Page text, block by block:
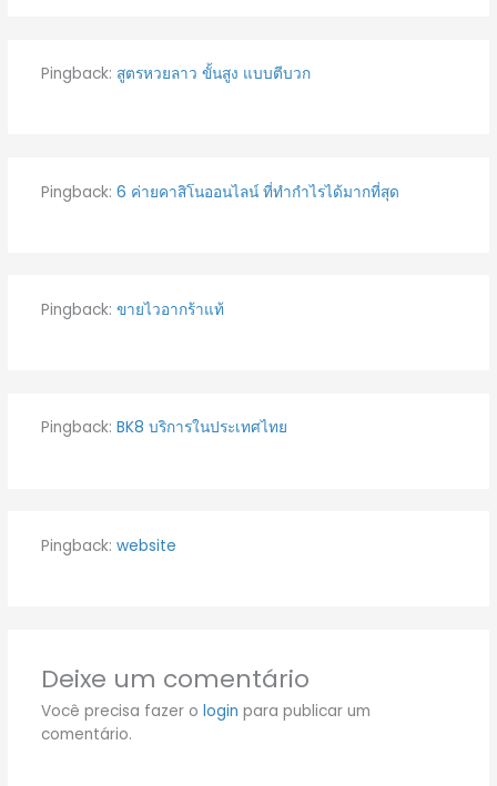
Pingback: สูตรหวยลาว ขั้นสูง แบบตีบวก
Pingback: 6 ค่ายคาสิโนออนไลน์ ที่ทำกำไรได้มากที่สุด
Pingback: ขายไวอากร้าแท้
Pingback: BK8 บริการในประเทศไทย
Pingback: website
Deixe um comentário
Você precisa fazer o login para publicar um
comentário.